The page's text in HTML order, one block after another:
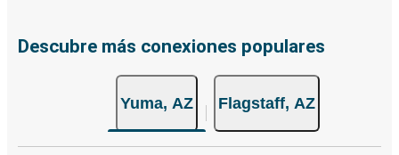
Descubre más conexiones populares
Yuma, AZ Flagstaff, AZ